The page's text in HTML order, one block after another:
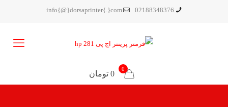
02188348376
info{@}dorsaprinter{.}com
0
0 تومان